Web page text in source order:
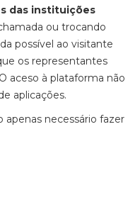
das instituições
ou trocando
possível ao visitante
os representantes
aceso à plataforma não
aplicações.
apenas necessário fazer